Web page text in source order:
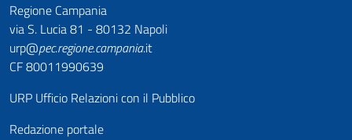
Regione Campania
via S. Lucia 81 - 80132 Napoli
urp@pec.regione.campania.it
CF 80011990639
URP Ufficio Relazioni con il Pubblico
Redazione portale